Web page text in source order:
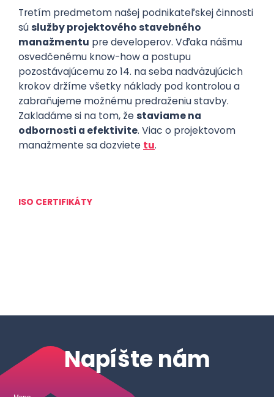
Tretím predmetom našej podnikateľskej činnosti
súslužby projektového stavebného
manažmentu pre developerov. Vďaka nášmu
osvedčenému know-how a postupu
pozostávajúcemu zo 14. na seba nadväzujúcich
krokov držíme všetky náklady pod kontrolou a
zabraňujeme možnému predraženiu stavby.
Zakladáme si na tom, žestaviame na
odbornosti a efektivite. Viac o projektovom
manažmente sa dozviete tu.
ISO CERTIFIKÁTY
Napíšte nám